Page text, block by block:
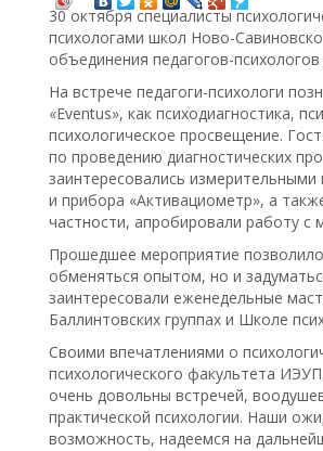
30 октября специалисты
психологами школ Ново-
объединения педагогов-
На встрече педагоги-психологи
«Eventus», как психодиагностика,
психологическое просвещение.
по проведению диагностических
заинтересовались
и прибора «Активациометр», а
частности, апробировали работу
Прошедшее мероприятие
обменяться опытом, но и
заинтересовали еженедельные
Баллинтовских группах и Школе
Своими впечатлениями о
психологического факультета
очень довольны встречей,
практической психологии. Наши
возможность, надеемся на